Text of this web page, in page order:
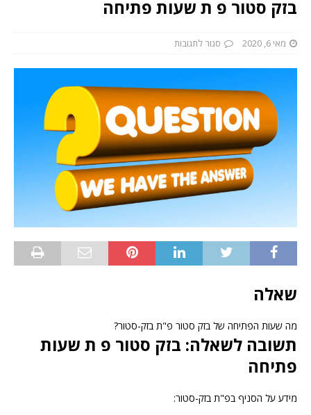
בזק סטור פ ת שעות פתיחה
מאי 6, 2020 סגור לתגובות
שאלה
מה שעות הפתיחה של בזק סטור פ"ת בזק-סטור?
תשובה לשאלה: בזק סטור פ ת שעות
פתיחה
מידע על הסניף בפ"ת בזק-סטור: